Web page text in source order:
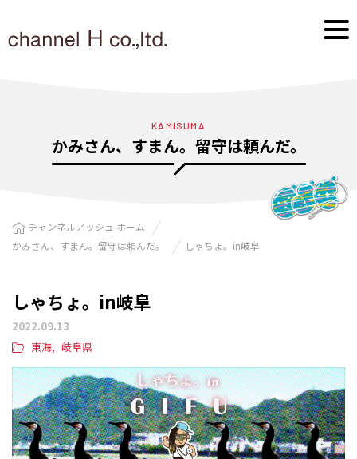
KAMISUMA
かみさん、すまん。留守は頼んだ。
チャンネルアッシュ ホーム
かみさん、すまん。留守は頼んだ。
しゃちょ。in岐阜
しゃちょ。in岐阜
2022.09.13
東海
岐阜県